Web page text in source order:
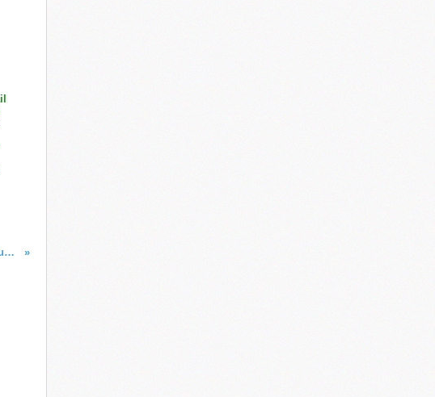
Les offres fibre d'Orange Réunion débarquent dans une nouvelle ville !